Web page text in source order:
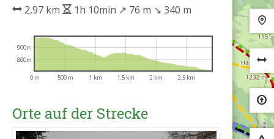
2,97 km 1h 10min ↗ 76 m ↘ 340 m
0 m 500 m 1 km 1,5 km 2 km 2,5 km
800m
900m
Orte auf der Strecke